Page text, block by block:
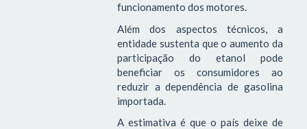
funcionamento dos motores.
Além dos aspectos técnicos, a
entidade sustenta que o aumento da
participação do etanol pode
beneficiar os consumidores ao
reduzir a dependência de gasolina
importada.
A estimativa é que o país deixe de